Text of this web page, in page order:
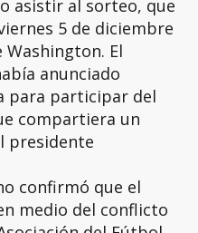
asistir al sorteo, que
5 de diciembre
Washington. El
anunciado
para participar del
compartiera un
presidente
confirmó que el
medio del conflicto